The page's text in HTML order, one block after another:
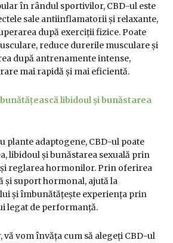
în rândul sportivilor, CBD-ul este
sale antiinflamatorii și relaxante,
după exerciții fizice. Poate
reduce durerile musculare și
după antrenamente intense,
mai rapidă și mai eficientă.
libidoul și bunăstarea
plante adaptogene, CBD-ul poate
libidoul și bunăstarea sexuală prin
reglarea hormonilor. Prin oferirea
și suport hormonal, ajută la
și îmbunătățește experiența prin
legat de performanță.
vom învăța cum să alegeți CBD-ul